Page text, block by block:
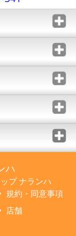
ハ
プ ナランハ
規約・同意事項
店舗